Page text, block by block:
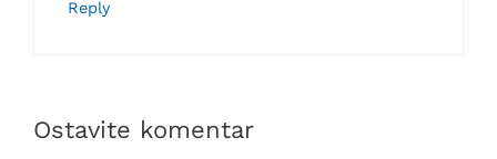
Reply
Ostavite komentar